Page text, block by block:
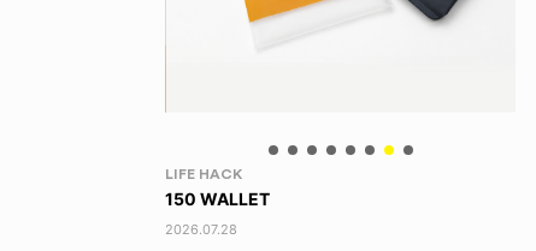
NEWS
HAGEBA BOYS 2026
2026.07.31